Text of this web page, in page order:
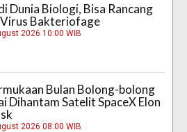
Dunia Biologi, Bisa Rancang
Bakteriofage
2026 10:00 WIB
Bulan Bolong-bolong
Dihantam Satelit SpaceX Elon
2026 08:00 WIB